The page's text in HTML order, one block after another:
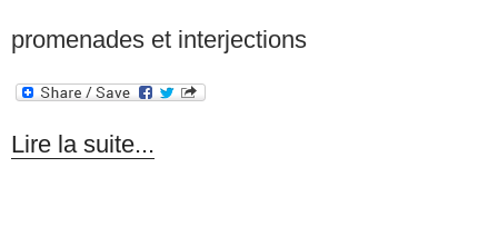
promenades et interjections
Lire la suite...